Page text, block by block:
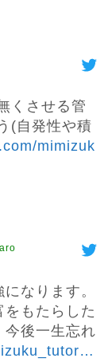
くさせる管
(自発性や積
mimizuk
なります。
もたらした
今後一生忘れ
…